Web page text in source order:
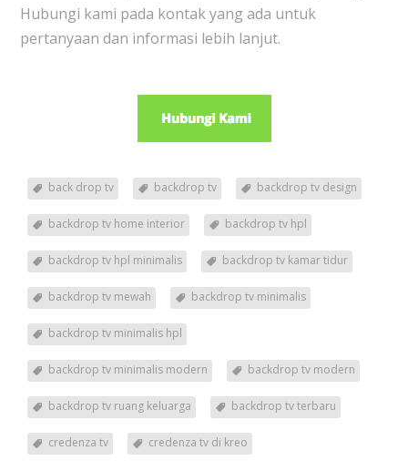
Hubungi kami pada kontak yang ada untuk
pertanyaan dan informasi lebih lanjut.
back drop tv backdrop tv backdrop tv design
backdrop tv home interior backdrop tv hpl
backdrop tv hpl minimalis backdrop tv kamar tidur
backdrop tv mewah backdrop tv minimalis
backdrop tv minimalis hpl
backdrop tv minimalis modern backdrop tv modern
backdrop tv ruang keluarga backdrop tv terbaru
credenza tv credenza tv di kreo